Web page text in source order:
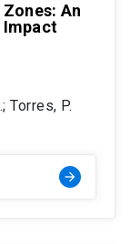
An
Impact
Torres, P.
arrow_forward